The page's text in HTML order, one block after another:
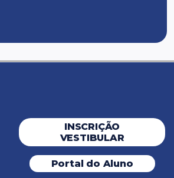
INSCRIÇÃO
VESTIBULAR
Portal do Aluno